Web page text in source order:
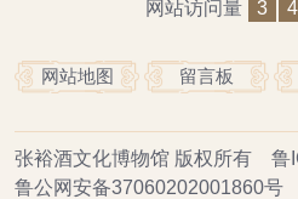
网站访问量 3 4
网站地图 留言板
张裕酒文化博物馆 版权所有
鲁
鲁公网安备37060202001860号